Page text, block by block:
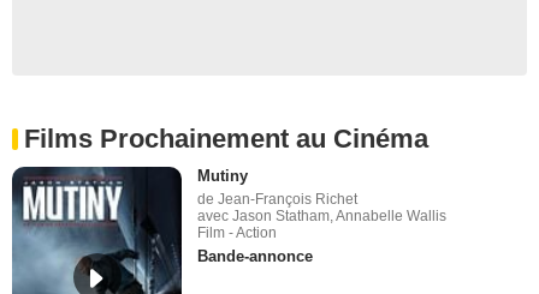
Films Prochainement au Cinéma
Mutiny
de Jean-François Richet
avec Jason Statham, Annabelle Wallis
Film - Action
Bande-annonce